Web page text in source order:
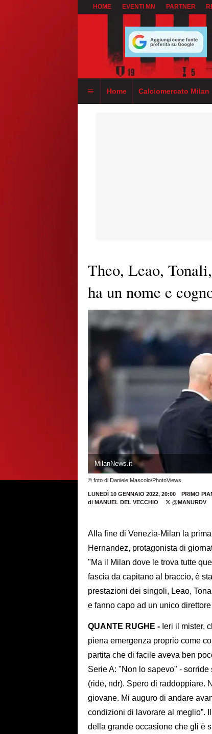
HOME EVENTI MN PARTNER
Home Calciomercato Milan
Theo, Leao,
ha un nome e
MilanNews.it
© foto di Daniele Mascolo/PhotoViews
LUNEDÌ 10 GENNAIO 2022, 20:00
PRIMO
di MANUEL DEL VECCHIO @MANURDV
Alla fine di Venezia-Milan la
Hernandez, protagonista di
"Ma il Milan dove le trova tutte
fascia da capitano al braccio, è
prestazioni dei singoli, Leao,
e fanno capo ad un unico
QUANTE RUGHE - Ieri il mister,
piena emergenza proprio come
partita che di facile aveva ben
Serie A: "Non lo sapevo" -
(ride, ndr). Spero di raddoppiare.
giovane. Mi auguro di andare
condizioni di lavorare al meglio”.
della grande occasione che gli è